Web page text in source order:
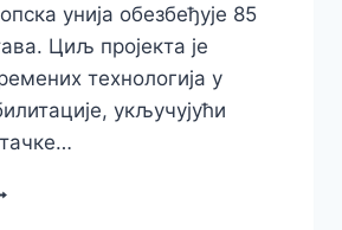
унија обезбеђује 85
Циљ пројекта је
технологија у
укључујући